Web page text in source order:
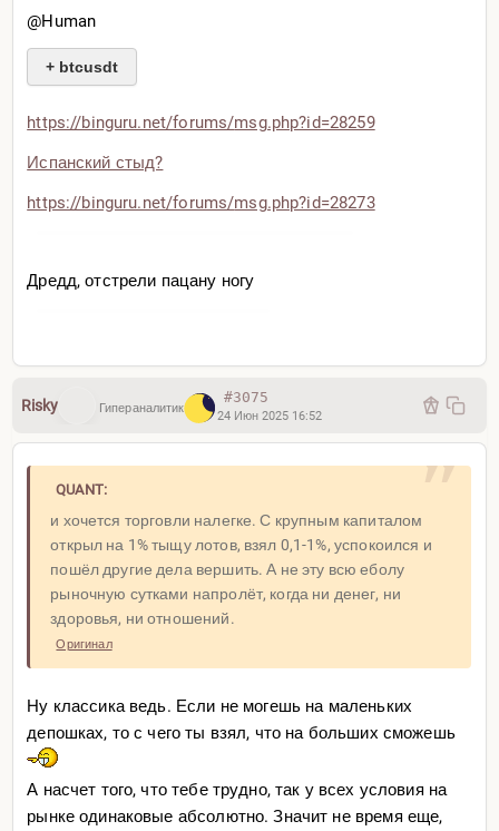
достаточно над сигнальной свечой (sl 23680)
Qi сигнал продажи
@Human
+ btcusdt
https://binguru.net/forums/msg.php?id=28259
Испанский стыд?
https://binguru.net/forums/msg.php?id=28273
Дредд, отстрели пацану ногу
Risky Гипераналитик
#3075
24 Июн 2025 16:52
QUANT:
и хочется торговли налегке. С крупным капиталом
открыл на 1% тыщу лотов, взял 0,1-1%, успокоился и
пошёл другие дела вершить. А не эту всю еболу
рыночную сутками напролёт, когда ни денег, ни
здоровья, ни отношений.
Оригинал
Ну классика ведь. Если не могешь на маленьких
депошках, то с чего ты взял, что на больших сможешь
А насчет того, что тебе трудно, так у всех условия на
рынке одинаковые абсолютно. Значит не время еще,